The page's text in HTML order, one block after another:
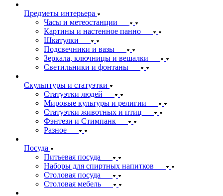
Предметы интерьера
Часы и метеостанции
Картины и настенное панно
Шкатулки
Подсвечники и вазы
Зеркала, ключницы и вешалки
Светильники и фонтаны
Скульптуры и статуэтки
Статуэтки людей
Мировые культуры и религии
Статуэтки животных и птиц
Фэнтези и Стимпанк
Разное
Посуда
Питьевая посуда
Наборы для спиртных напитков
Столовая посуда
Столовая мебель